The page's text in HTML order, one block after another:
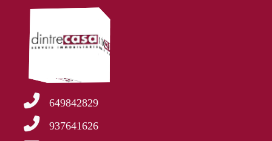
649842829
937641626